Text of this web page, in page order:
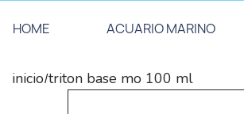
HOME ACUARIO MARINO
inicio/triton base mo 100 ml